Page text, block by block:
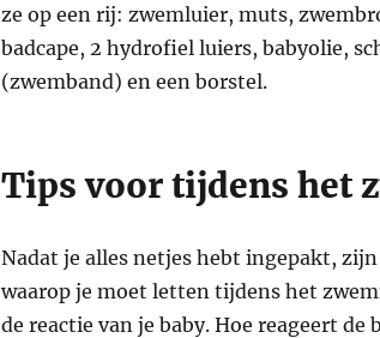
ze op een rij: zwemluier, muts,
badcape, 2 hydrofiel luiers, babyolie,
(zwemband) en een borstel.
Tips voor tijdens het
Nadat je alles netjes hebt ingepakt,
waarop je moet letten tijdens het
de reactie van je baby. Hoe reageert